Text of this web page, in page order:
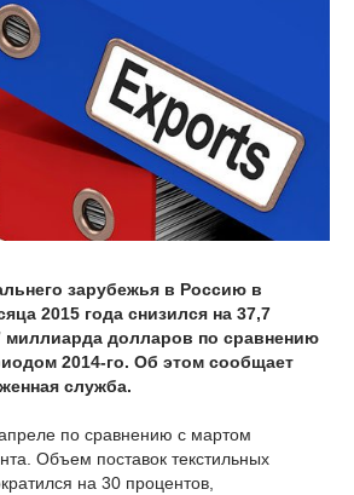
зарубежья в Россию в
2015 года снизился на 37,7
миллиарда долларов по сравнению
2014-го. Об этом сообщает
служба.
по сравнению с мартом
Объем поставок текстильных
на 30 процентов,